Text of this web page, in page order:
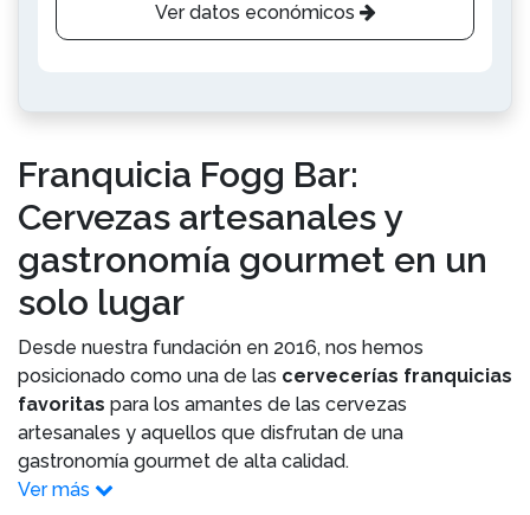
Ver datos económicos
Franquicia Fogg Bar:
Cervezas artesanales y
gastronomía gourmet en un
solo lugar
Desde nuestra fundación en 2016, nos hemos
posicionado como una de las cervecerías franquicias
favoritas para los amantes de las cervezas
artesanales y aquellos que disfrutan de una
gastronomía gourmet de alta calidad.
Ver más